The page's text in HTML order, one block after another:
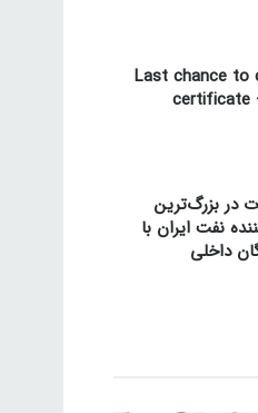
Last chance to
certificate
در بزرگ‌ترین
نفت ایران با
داخلی